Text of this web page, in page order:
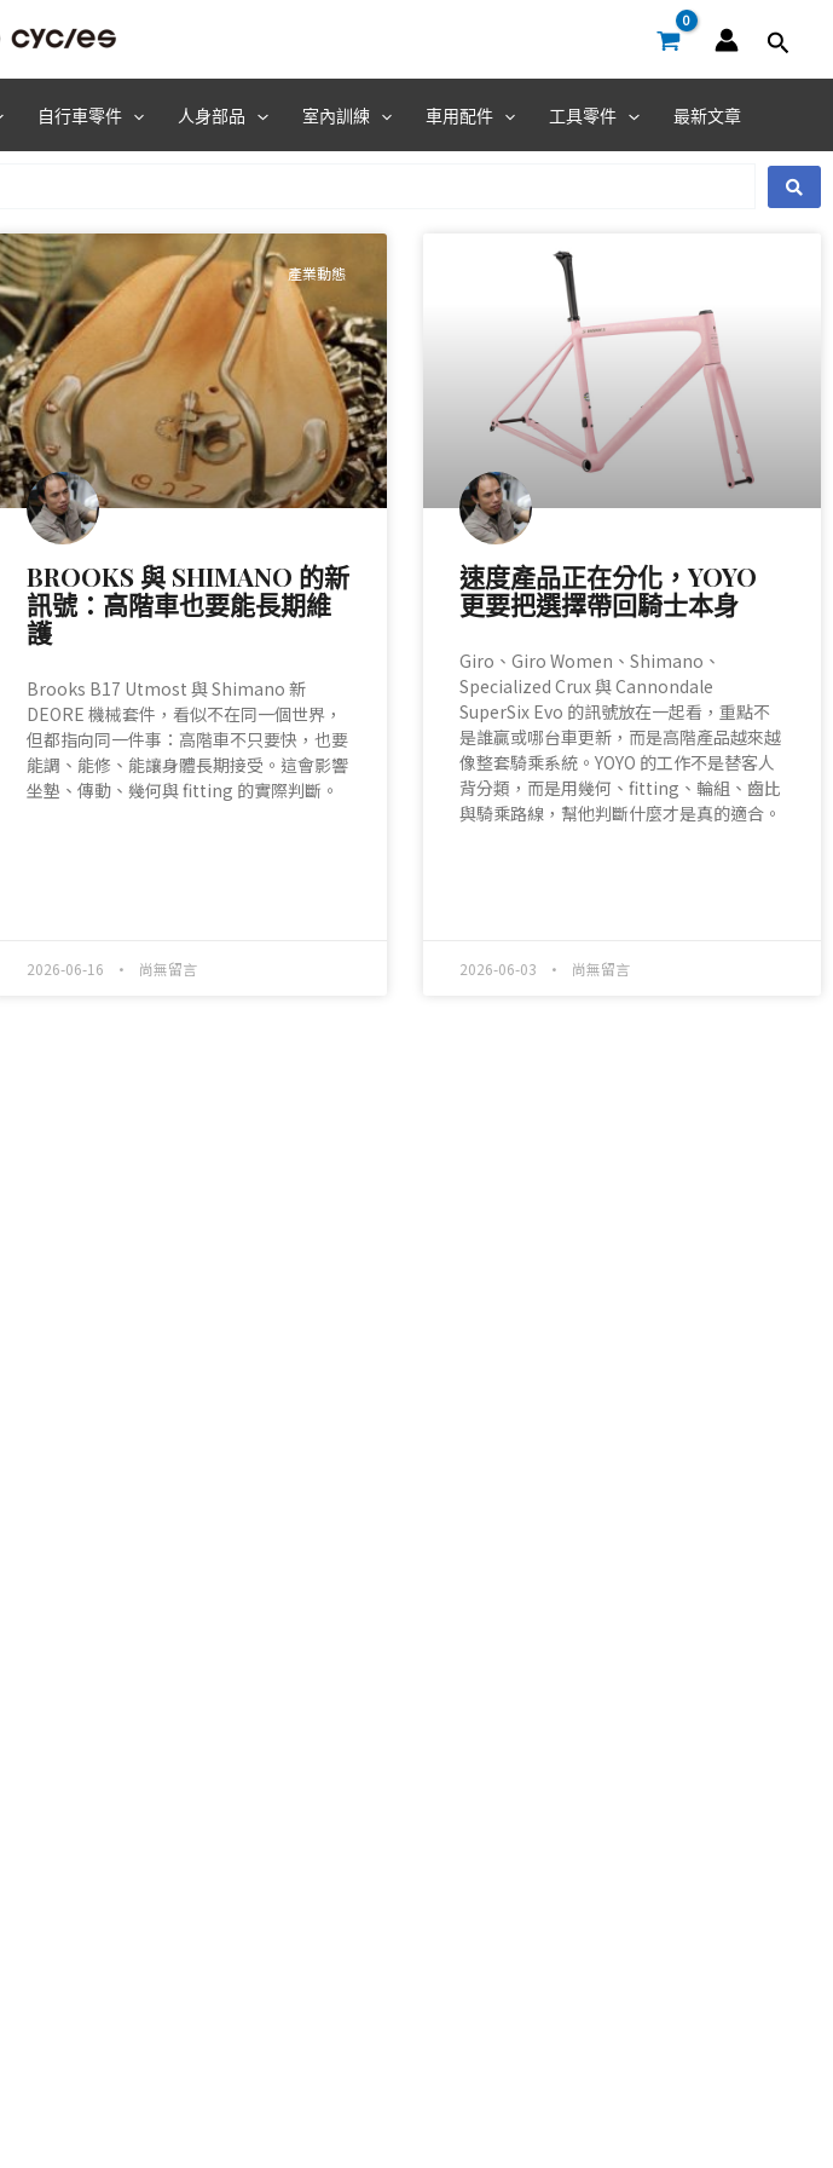
自行車零件 人身部品 室內訓練 車用配件 工具零件 最新文章
產業動態
BROOKS 與 SHIMANO 的新
訊號：高階車也要能長期維
護
Brooks B17 Utmost 與 Shimano 新
DEORE 機械套件，看似不在同一個世界，
但都指向同一件事：高階車不只要快，也要
能調、能修、能讓身體長期接受。這會影響
坐墊、傳動、幾何與 fitting 的實際判斷。
2026-06-16 尚無留言
速度產品正在分化，YOYO
更要把選擇帶回騎士本身
Giro、Giro Women、Shimano、
Specialized Crux 與 Cannondale
SuperSix Evo 的訊號放在一起看，重點不
是誰贏或哪台車更新，而是高階產品越來越
像整套騎乘系統。YOYO 的工作不是替客人
背分類，而是用幾何、fitting、輪組、齒比
與騎乘路線，幫他判斷什麼才是真的適合。
2026-06-03 尚無留言